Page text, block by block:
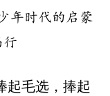
年时代的启蒙
行
起毛选，捧起